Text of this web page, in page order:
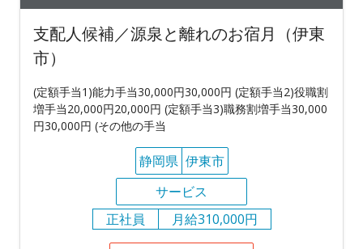
支配人候補／源泉と離れのお宿月（伊東
市）
(定額手当1)能力手当30,000円30,000円 (定額手当2)役職割
増手当20,000円20,000円 (定額手当3)職務割増手当30,000
円30,000円 (その他の手当
静岡県 伊東市
サービス
正社員
月給310,000円